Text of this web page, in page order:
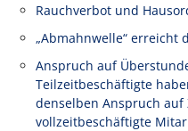
Rauchverbot und
„Abmahnwelle“ erreicht
Anspruch auf
Teilzeitbeschäftigte
denselben Anspruch auf
vollzeitbeschäftigte